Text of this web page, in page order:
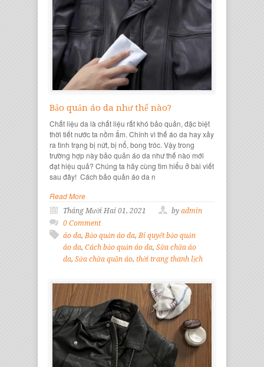
Thanh
Bảo quản áo da như thế nào?
Chất liệu da là chất liệu rất khó bảo quản, đặc biệt
thời tiết nước ta nồm ẩm. Chính vì thế áo da hay xảy
ra tình trạng bị nứt, bị nổ, bong tróc. Vậy trong
trường hợp này bảo quản áo da như thế nào mới
đạt hiệu quả? Chúng ta hãy cùng tìm hiểu ở bài viết
sau đây! Cách bảo quản áo da n
Read More
Tháng Mười Hai 01, 2021 by admin
0 Comment
áo da, Bảo quản áo da, Bí quyết bảo quản
áo da, Cách bảo quản áo da, Sữa chữa áo
da, Sửa chữa quần áo, thời trang thanh lịch